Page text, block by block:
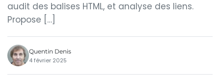
audit des balises HTML, et analyse des liens.
Propose […]
Quentin Denis
4 février 2025